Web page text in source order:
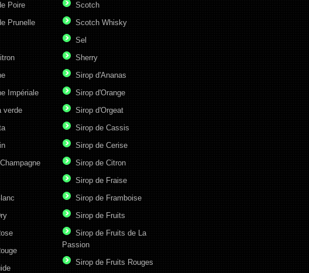
Poire
Prunelle
Impériale
verde
Scotch
Scotch Whisky
Sel
Sherry
Sirop d'Ananas
Sirop d'Orange
Sirop d'Orgeat
Sirop de Cassis
Sirop de Cerise
Sirop de Citron
Sirop de Fraise
Sirop de Framboise
Sirop de Fruits
Sirop de Fruits de La
Passion
Sirop de Fruits Rouges